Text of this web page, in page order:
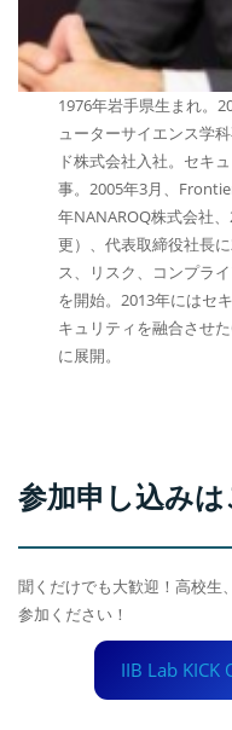
1976年岩手県生まれ。
ューターサイエンス学
ド株式会社入社。セキ
事。2005年3月、
年NANAROQ株式会社
更）、代表取締役社長
ス、リスク、コンプラ
を開始。2013年にはセ
キュリティを融合させ
に展開。
参加申し込みは
聞くだけでも大歓迎！高校生
参加ください！
IIB Lab KICK